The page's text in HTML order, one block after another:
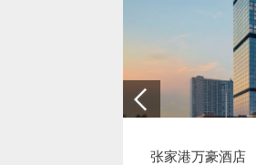
张家港万豪酒店